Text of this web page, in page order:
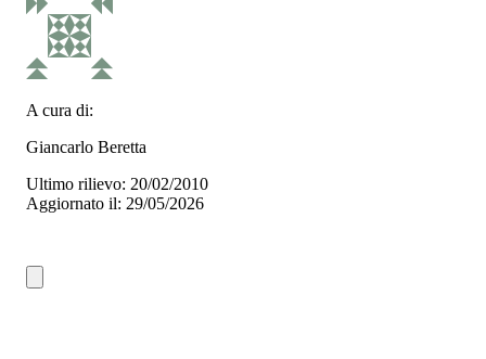
A cura di:
Giancarlo Beretta
Ultimo rilievo: 20/02/2010
Aggiornato il: 29/05/2026